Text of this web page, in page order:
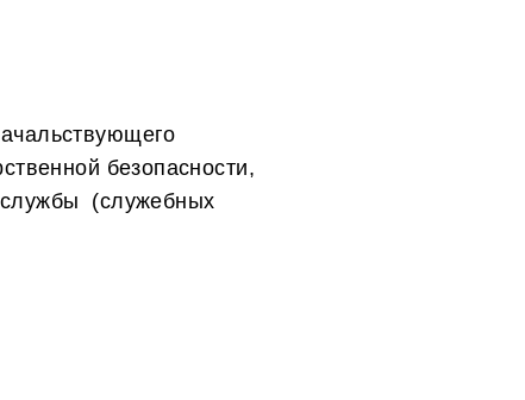
безопасности,
службы (служебных